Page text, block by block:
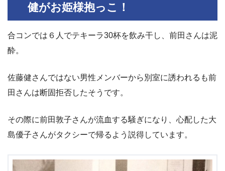
健がお姫様抱っこ！
合コンでは６人でテキーラ30杯を飲み干し、前田さんは泥
酔。
佐藤健さんではない男性メンバーから別室に誘われるも前
田さんは断固拒否したそうです。
その際に前田敦子さんが流血する騒ぎになり、心配した大
島優子さんがタクシーで帰るよう説得しています。